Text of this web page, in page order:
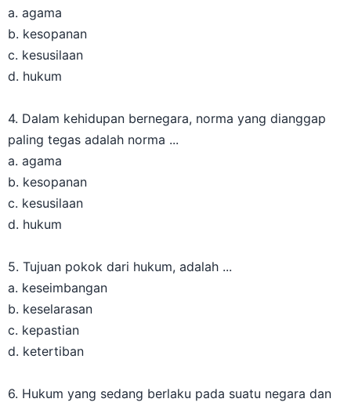
a. agama
b. kesopanan
c. kesusilaan
d. hukum
4. Dalam kehidupan bernegara, norma yang dianggap
paling tegas adalah norma ...
a. agama
b. kesopanan
c. kesusilaan
d. hukum
5. Tujuan pokok dari hukum, adalah ...
a. keseimbangan
b. keselarasan
c. kepastian
d. ketertiban
6. Hukum yang sedang berlaku pada suatu negara dan